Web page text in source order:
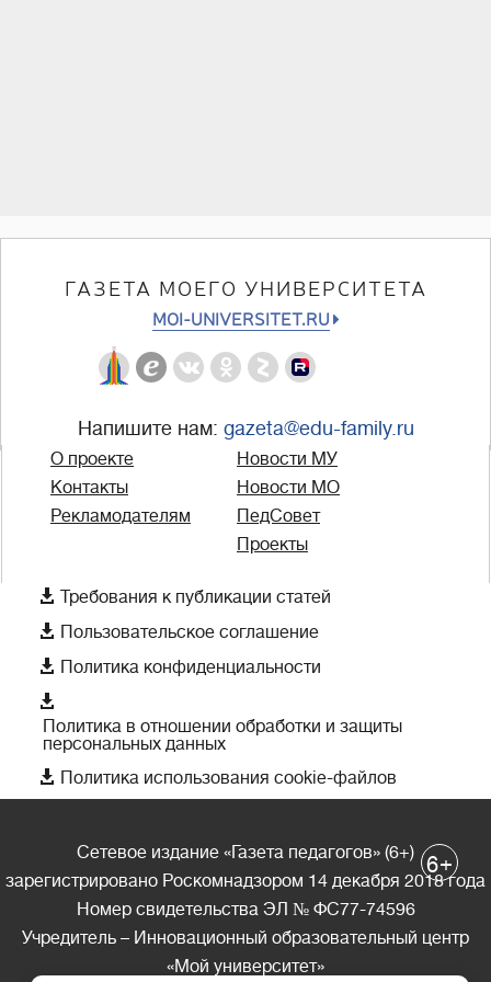
ГАЗЕТА МОЕГО УНИВЕРСИТЕТА
MOI-UNIVERSITET.RU
Напишите нам: gazeta@edu-family.ru
О проекте
Контакты
Рекламодателям
Новости МУ
Новости МО
ПедСовет
Проекты
 Требования к публикации статей
 Пользовательское соглашение
 Политика конфиденциальности

Политика в отношении обработки и защиты
персональных данных
 Политика использования cookie-файлов
Сетевое издание «Газета педагогов» (6+)
зарегистрировано Роскомнадзором 14 декабря 2018 года
Номер свидетельства ЭЛ № ФС77-74596
Учредитель – Инновационный образовательный центр
«Мой университет»
6+